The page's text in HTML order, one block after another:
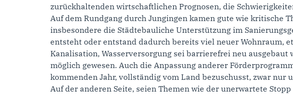
zurückhaltenden wirtschaftlichen Prognosen, die
Auf dem Rundgang durch Jungingen kamen gute wie kritische
insbesondere die Städtebauliche Unterstützung im
entsteht oder entstand dadurch bereits viel neuer Wohnraum,
Kanalisation, Wasserversorgung sei barrierefrei neu
möglich gewesen. Auch die Anpassung anderer
kommenden Jahr, vollständig vom Land bezuschusst, zwar
Auf der anderen Seite, seien Themen wie der unerwartete